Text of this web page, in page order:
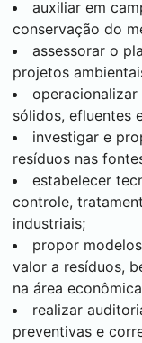
auxiliar em
conservação do
assessorar o
projetos
sólidos, efluentes
investigar e
resíduos nas
estabelecer
controle,
industriais;
propor
valor a resíduos,
na área
realizar
preventivas e